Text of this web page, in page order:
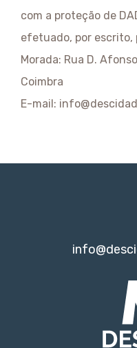
com a proteção de
efetuado, por escrito,
Morada: Rua D.
Coimbra
E-mail: